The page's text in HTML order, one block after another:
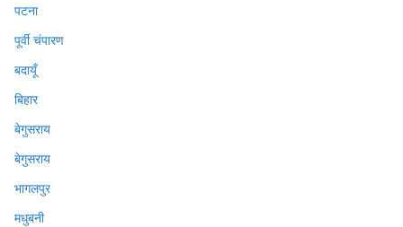
पटना
पूर्वी चंपारण
बदायूँ
बिहार
बेगुसराय
बेगुसराय
भागलपुर
मधुबनी